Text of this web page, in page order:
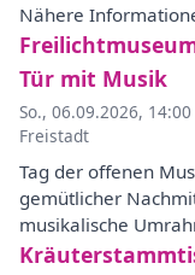
Nähere
Tür mit Musik
So., 06.09.2026, 14:00
Freistadt
Tag der offenen
gemütlicher
musikalische